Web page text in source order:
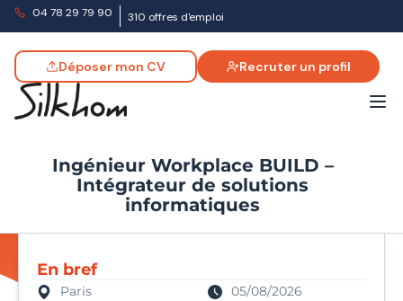
04 78 29 79 90 310 offres d'emploi
Déposer mon CV Recruter un profil
Ingénieur Workplace BUILD –
Intégrateur de solutions
informatiques
En bref
Paris
05/08/2026